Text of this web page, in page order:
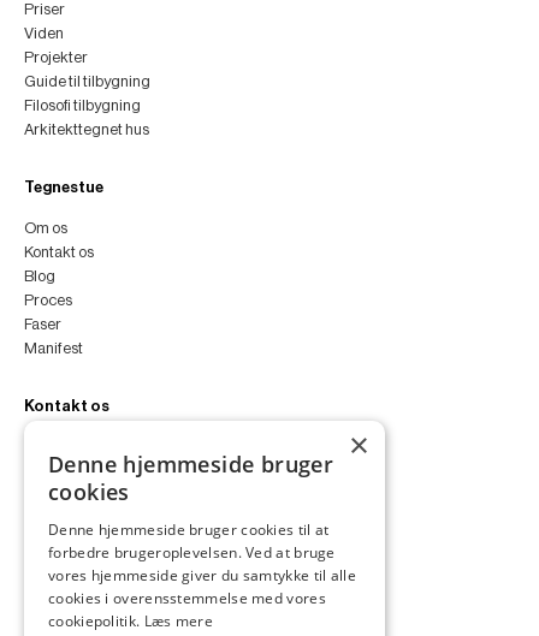
Priser
Viden
Projekter
Guide til tilbygning
Filosofi tilbygning
Arkitekttegnet hus
Tegnestue
Om os
Kontakt os
Blog
Proces
Faser
Manifest
Kontakt os
+45 4252 0011
VA11a
2300 København S
Instagram
LinkedIn
×
Denne hjemmeside bruger
cookies
Denne hjemmeside bruger cookies til at
forbedre brugeroplevelsen. Ved at bruge
vores hjemmeside giver du samtykke til alle
cookies i overensstemmelse med vores
cookiepolitik. Læs mere